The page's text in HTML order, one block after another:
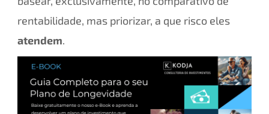
rentabilidade, mas priorizar, a que risco eles
atendem.